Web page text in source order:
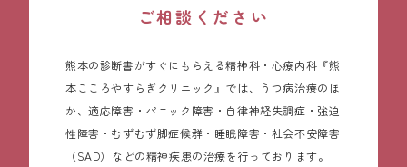
ご相談ください
熊本の診断書がすぐにもらえる精神科・心療内科『熊
本こころやすらぎクリニック』では、うつ病治療のほ
か、適応障害・パニック障害・自律神経失調症・強迫
性障害・むずむず脚症候群・睡眠障害・社会不安障害
（SAD）などの精神疾患の治療を行っております。